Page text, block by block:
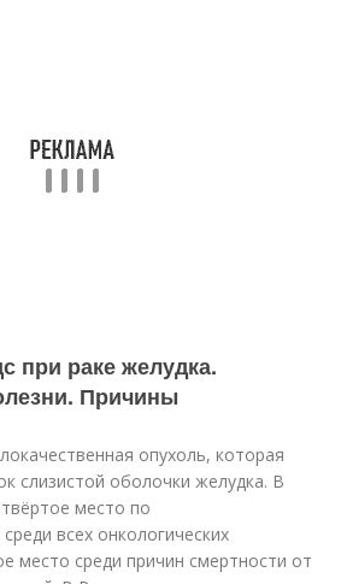
при раке желудка.
Причины
опухоль, которая
слизистой оболочки желудка. В
место по
всех онкологических
место среди причин смертности от